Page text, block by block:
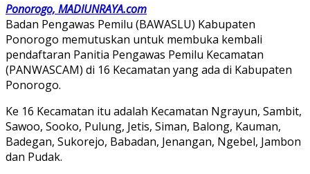
Ponorogo, MADIUNRAYA.com
Badan Pengawas Pemilu (BAWASLU) Kabupaten
Ponorogo memutuskan untuk membuka kembali
pendaftaran Panitia Pengawas Pemilu Kecamatan
(PANWASCAM) di 16 Kecamatan yang ada di Kabupaten
Ponorogo.
Ke 16 Kecamatan itu adalah Kecamatan Ngrayun, Sambit,
Sawoo, Sooko, Pulung, Jetis, Siman, Balong, Kauman,
Badegan, Sukorejo, Babadan, Jenangan, Ngebel, Jambon
dan Pudak.